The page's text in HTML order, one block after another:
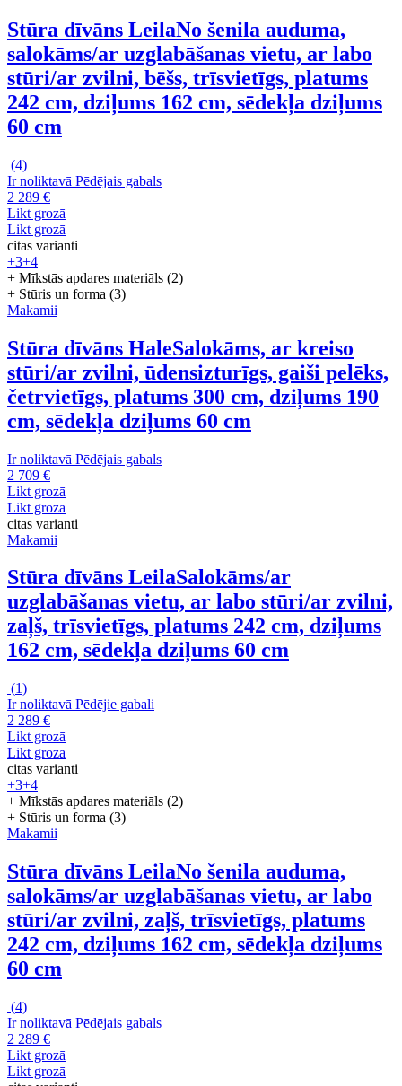
Stūra dīvāns LeilaNo šenila auduma,
salokāms/ar uzglabāšanas vietu, ar labo
stūri/ar zvilni, bēšs, trīsvietīgs, platums
242 cm, dziļums 162 cm, sēdekļa dziļums
60 cm
(4)
Ir noliktavā Pēdējais gabals
2 289 €
Likt grozā
Likt grozā
citas varianti
+3+4
+ Mīkstās apdares materiāls (2)
+ Stūris un forma (3)
Makamii
Stūra dīvāns HaleSalokāms, ar kreiso
stūri/ar zvilni, ūdensizturīgs, gaiši pelēks,
četrvietīgs, platums 300 cm, dziļums 190
cm, sēdekļa dziļums 60 cm
Ir noliktavā Pēdējais gabals
2 709 €
Likt grozā
Likt grozā
citas varianti
Makamii
Stūra dīvāns LeilaSalokāms/ar
uzglabāšanas vietu, ar labo stūri/ar zvilni,
zaļš, trīsvietīgs, platums 242 cm, dziļums
162 cm, sēdekļa dziļums 60 cm
(1)
Ir noliktavā Pēdējie gabali
2 289 €
Likt grozā
Likt grozā
citas varianti
+3+4
+ Mīkstās apdares materiāls (2)
+ Stūris un forma (3)
Makamii
Stūra dīvāns LeilaNo šenila auduma,
salokāms/ar uzglabāšanas vietu, ar labo
stūri/ar zvilni, zaļš, trīsvietīgs, platums
242 cm, dziļums 162 cm, sēdekļa dziļums
60 cm
(4)
Ir noliktavā Pēdējais gabals
2 289 €
Likt grozā
Likt grozā